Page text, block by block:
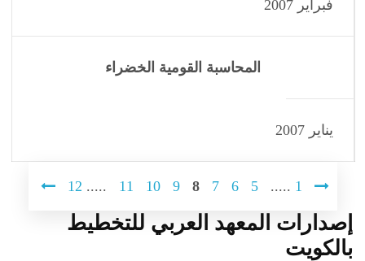
فبراير 2007
المحاسبة القومية الخضراء
يناير 2007
1
.....
5
6
7
8
9
10
11
.....
12
إصدارات المعهد العربي للتخطيط
بالكويت